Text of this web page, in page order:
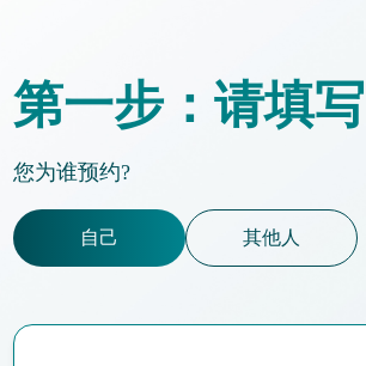
第一步：请填
您为谁预约?
自己 其他人